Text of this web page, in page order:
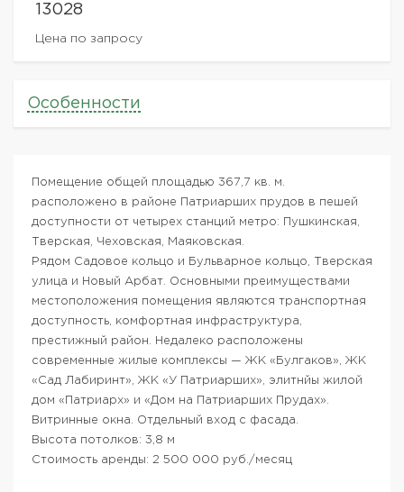
13028
Цена по запросу
Особенности
Помещение общей площадью 367,7 кв. м.
расположено в районе Патриарших прудов в пешей
доступности от четырех станций метро: Пушкинская,
Тверская, Чеховская, Маяковская.
Рядом Садовое кольцо и Бульварное кольцо, Тверская
улица и Новый Арбат. Основными преимуществами
местоположения помещения являются транспортная
доступность, комфортная инфраструктура,
престижный район. Недалеко расположены
современные жилые комплексы — ЖК «Булгаков», ЖК
«Сад Лабиринт», ЖК «У Патриарших», элитнйы жилой
дом «Патриарх» и «Дом на Патриарших Прудах».
Витринные окна. Отдельный вход с фасада.
Высота потолков: 3,8 м
Стоимость аренды: 2 500 000 руб./месяц